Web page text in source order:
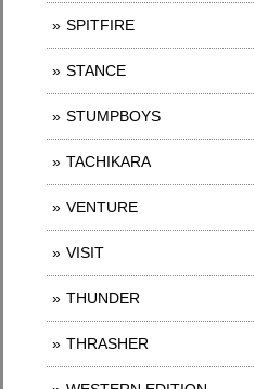
SPITFIRE
STANCE
STUMPBOYS
TACHIKARA
VENTURE
VISIT
THUNDER
THRASHER